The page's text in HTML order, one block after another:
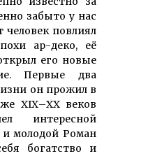
забыто у нас
человек повлиял
ар-деко, её
его новые
Первые два
он прожил в
ХIХ–ХХ веков
интересной
молодой Роман
богатство и